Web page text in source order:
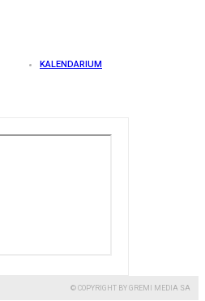
KALENDARIUM
© COPYRIGHT BY GREMI MEDIA SA